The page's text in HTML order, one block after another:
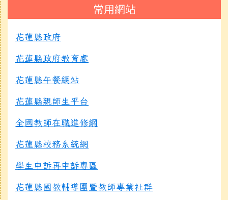
常用網站
花蓮縣政府
花蓮縣政府教育處
花蓮縣午餐網站
花蓮縣親師生平台
全國教師在職進修網
花蓮縣校務系統網
學生申訴再申訴專區
花蓮縣國教輔導團暨教師專業社群